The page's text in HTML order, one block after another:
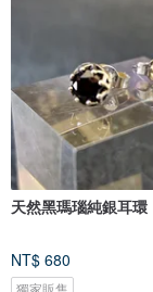
天然黑瑪瑙純銀耳環
NT$ 680
獨家販售